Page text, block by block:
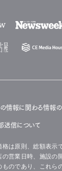
情報に関わる情報の
送信について
は原則、総額表示
営業日時、施設の
のであり、これら